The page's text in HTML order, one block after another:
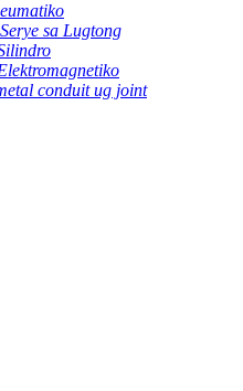
sa Lugtong
conduit ug joint